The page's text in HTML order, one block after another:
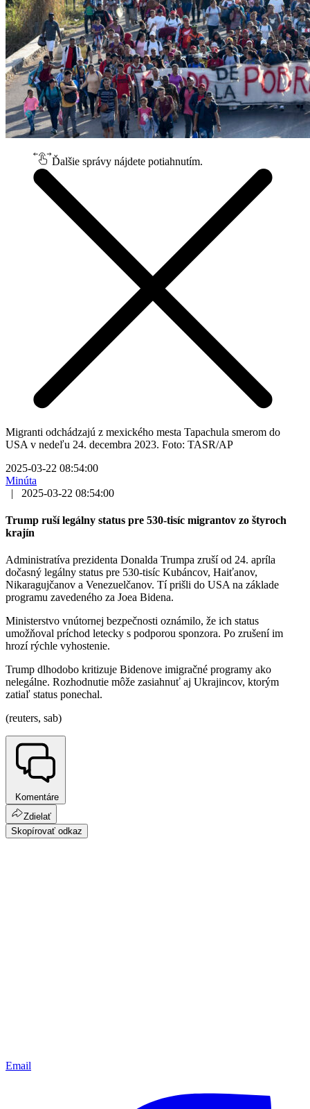
Ďalšie správy nájdete potiahnutím.
Migranti odchádzajú z mexického mesta Tapachula smerom do
USA v nedeľu 24. decembra 2023. Foto: TASR/AP
2025-03-22 08:54:00
Minúta
|
2025-03-22 08:54:00
Trump ruší legálny status pre 530-tisíc migrantov zo štyroch
krajín
Administratíva prezidenta Donalda Trumpa zruší od 24. apríla
dočasný legálny status pre 530-tisíc Kubáncov, Haiťanov,
Nikaragujčanov a Venezuelčanov. Tí prišli do USA na základe
programu zavedeného za Joea Bidena.
Ministerstvo vnútornej bezpečnosti oznámilo, že ich status
umožňoval príchod letecky s podporou sponzora. Po zrušení im
hrozí rýchle vyhostenie.
Trump dlhodobo kritizuje Bidenove imigračné programy ako
nelegálne. Rozhodnutie môže zasiahnuť aj Ukrajincov, ktorým
zatiaľ status ponechal.
(reuters, sab)
Komentáre
Zdielať
Skopírovať odkaz
Email